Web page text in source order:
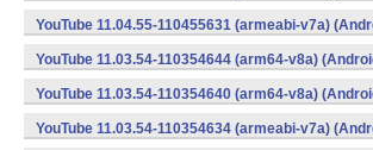
YouTube 11.04.55-110455631 (armeabi-v7a)
YouTube 11.03.54-110354644 (arm64-v8a)
YouTube 11.03.54-110354640 (arm64-v8a)
YouTube 11.03.54-110354634 (armeabi-v7a)